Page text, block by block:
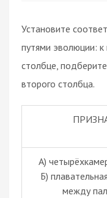
Установите
путями эволюции:
столбце,
второго столбца.
А)
Б)
между